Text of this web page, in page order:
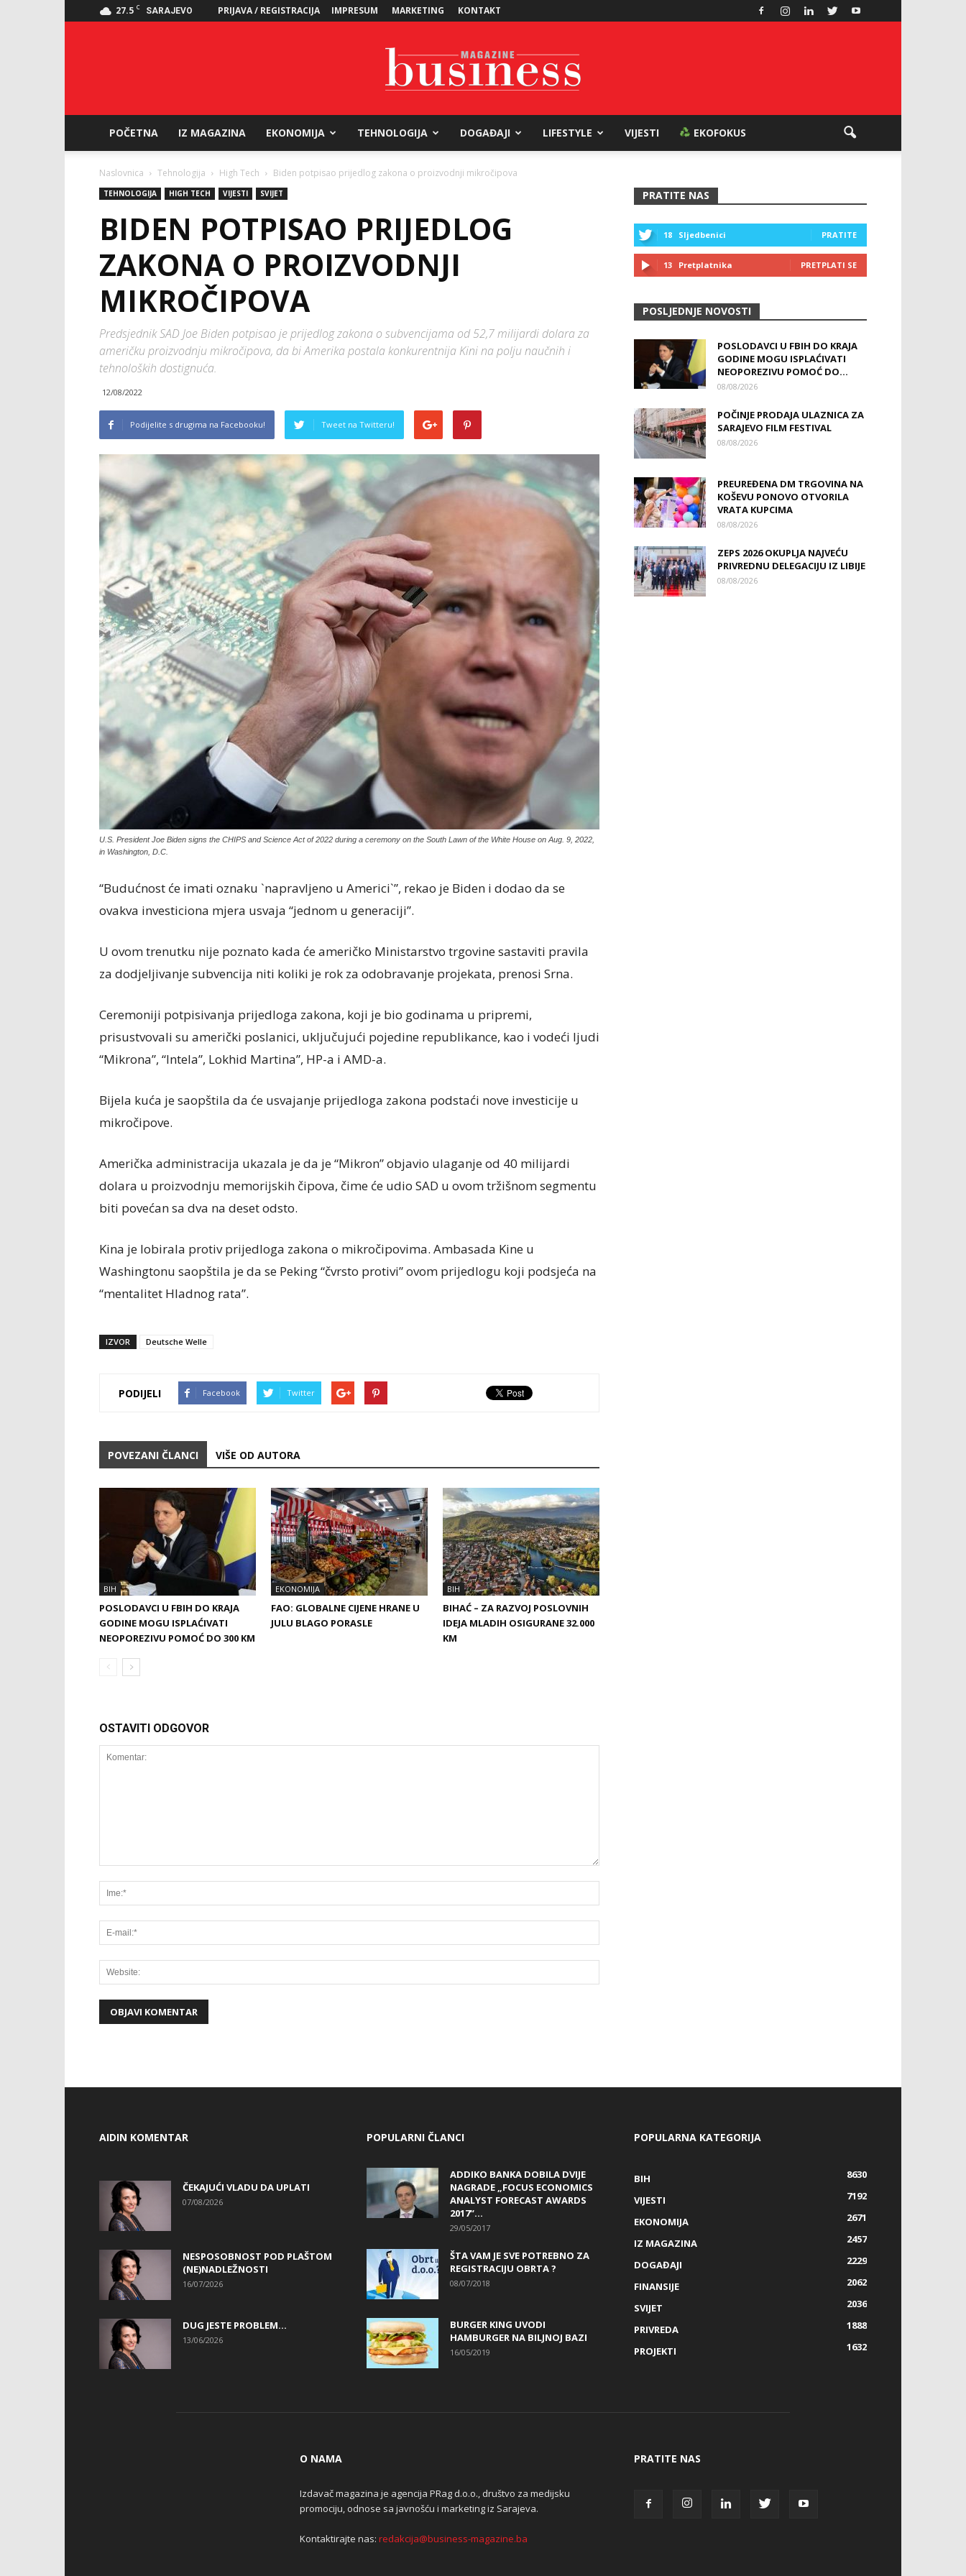
27.5 C SARAJEVO PRIJAVA / REGISTRACIJA IMPRESUM MARKETING KONTAKT
Magazine
POČETNA IZ MAGAZINA EKONOMIJA TEHNOLOGIJA DOGAĐAJI LIFESTYLE VIJESTI EKOFOKUS
Naslovnica Tehnologija High Tech Biden potpisao prijedlog zakona o proizvodnji mikročipova
TEHNOLOGIJA HIGH TECH VIJESTI SVIJET
BIDEN POTPISAO PRIJEDLOG
ZAKONA O PROIZVODNJI
MIKROČIPOVA
Predsjednik SAD Joe Biden potpisao je prijedlog zakona o subvencijama od 52,7 milijardi dolara za
američku proizvodnju mikročipova, da bi Amerika postala konkurentnija Kini na polju naučnih i
tehnoloških dostignuća.
12/08/2022
Podijelite s drugima na Facebooku! Tweet na Twitteru!
U.S. President Joe Biden signs the CHIPS and Science Act of 2022 during a ceremony on the South Lawn of the White House on Aug. 9, 2022,
in Washington, D.C.
“Budućnost će imati oznaku `napravljeno u Americi`”, rekao je Biden i dodao da se
ovakva investiciona mjera usvaja “jednom u generaciji”.
U ovom trenutku nije poznato kada će američko Ministarstvo trgovine sastaviti pravila
za dodjeljivanje subvencija niti koliki je rok za odobravanje projekata, prenosi Srna.
Ceremoniji potpisivanja prijedloga zakona, koji je bio godinama u pripremi,
prisustvovali su američki poslanici, uključujući pojedine republikance, kao i vodeći ljudi
“Mikrona”, “Intela”, Lokhid Martina”, HP-a i AMD-a.
Bijela kuća je saopštila da će usvajanje prijedloga zakona podstaći nove investicije u
mikročipove.
Američka administracija ukazala je da je “Mikron” objavio ulaganje od 40 milijardi
dolara u proizvodnju memorijskih čipova, čime će udio SAD u ovom tržišnom segmentu
biti povećan sa dva na deset odsto.
Kina je lobirala protiv prijedloga zakona o mikročipovima. Ambasada Kine u
Washingtonu saopštila je da se Peking “čvrsto protivi” ovom prijedlogu koji podsjeća na
“mentalitet Hladnog rata”.
IZVOR Deutsche Welle
PODIJELI Facebook Twitter
POVEZANI ČLANCI VIŠE OD AUTORA
BIH
POSLODAVCI U FBIH DO KRAJA
GODINE MOGU ISPLAĆIVATI
NEOPOREZIVU POMOĆ DO 300 KM
EKONOMIJA
FAO: GLOBALNE CIJENE HRANE U
JULU BLAGO PORASLE
BIH
BIHAĆ – ZA RAZVOJ POSLOVNIH
IDEJA MLADIH OSIGURANE 32.000
KM
OSTAVITI ODGOVOR
PRATITE NAS
18 Sljedbenici PRATITE
13 Pretplatnika PRETPLATI SE
POSLJEDNJE NOVOSTI
POSLODAVCI U FBIH DO KRAJA
GODINE MOGU ISPLAĆIVATI
NEOPOREZIVU POMOĆ DO...
08/08/2026
POČINJE PRODAJA ULAZNICA ZA
SARAJEVO FILM FESTIVAL
08/08/2026
PREUREĐENA DM TRGOVINA NA
KOŠEVU PONOVO OTVORILA
VRATA KUPCIMA
08/08/2026
ZEPS 2026 OKUPLJA NAJVEĆU
PRIVREDNU DELEGACIJU IZ LIBIJE
08/08/2026
AIDIN KOMENTAR
ČEKAJUĆI VLADU DA UPLATI
07/08/2026
NESPOSOBNOST POD PLAŠTOM
(NE)NADLEŽNOSTI
16/07/2026
DUG JESTE PROBLEM…
13/06/2026
POPULARNI ČLANCI
ADDIKO BANKA DOBILA DVIJE
NAGRADE „FOCUS ECONOMICS
ANALYST FORECAST AWARDS
2017“...
29/05/2017
ŠTA VAM JE SVE POTREBNO ZA
REGISTRACIJU OBRTA ?
08/07/2018
BURGER KING UVODI
HAMBURGER NA BILJNOJ BAZI
16/05/2019
POPULARNA KATEGORIJA
BIH
8630
VIJESTI
7192
EKONOMIJA
2671
IZ MAGAZINA
2457
DOGAĐAJI
2229
FINANSIJE
2062
SVIJET
2036
PRIVREDA
1888
PROJEKTI
1632
O NAMA
Izdavač magazina je agencija PRag d.o.o., društvo za medijsku
promociju, odnose sa javnošću i marketing iz Sarajeva.
Kontaktirajte nas: redakcija@business-magazine.ba
PRATITE NAS